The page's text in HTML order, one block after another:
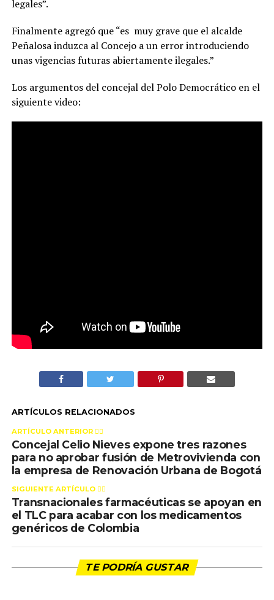
legales”.
Finalmente agregó que “es muy grave que el alcalde
Peñalosa induzca al Concejo a un error introduciendo
unas vigencias futuras abiertamente ilegales.”
Los argumentos del concejal del Polo Democrático en el
siguiente video:
ARTÍCULOS RELACIONADOS
ARTÍCULO ANTERIOR 👉🏻
Concejal Celio Nieves expone tres razones
para no aprobar fusión de Metrovivienda con
la empresa de Renovación Urbana de Bogotá
SIGUIENTE ARTÍCULO 👈🏻
Transnacionales farmacéuticas se apoyan en
el TLC para acabar con los medicamentos
genéricos de Colombia
TE PODRÍA GUSTAR